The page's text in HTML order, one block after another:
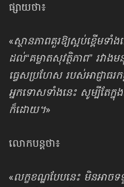
ផ្សាយថា៖
«ស្ថានភាពគួរឱ្យស្អប់ខ្ពើមទាំ
ដល់“គម្លាតសុវត្ថិភាព” រវា
ធ្វេសប្រហែស របស់អាជ្ញាធរ
អ្នកទោសទាំងនេះ សូម្បីតែក្នុ
ក៏ដោយ។»
លោកបន្តថា៖
«លក្ខខណ្ឌបែបនេះ មិនអាច